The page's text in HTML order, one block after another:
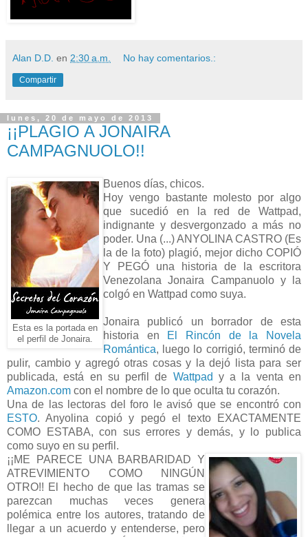
Alan D.D. en 2:30 a.m. No hay comentarios.:
Compartir
lunes, 20 de mayo de 2013
¡¡PLAGIO A JONAIRA
CAMPAGNUOLO!!
Esta es la portada en
el perfil de Jonaira.
Buenos días, chicos.
Hoy vengo bastante molesto por algo
que sucedió en la red de Wattpad,
indignante y desvergonzado a más no
poder. Una (...) ANYOLINA CASTRO (Es
la de la foto) plagió, mejor dicho COPIÓ
Y PEGÓ una historia de la escritora
Venezolana Jonaira Campanuolo y la
colgó en Wattpad como suya.
Jonaira publicó un borrador de esta
historia en El Rincón de la Novela
Romántica, luego lo corrigió, terminó de
pulir, cambio y agregó otras cosas y la dejó lista para ser
publicada, está en su perfil de Wattpad y a la venta en
Amazon.com con el nombre de lo que oculta tu corazón.
Una de las lectoras del foro le avisó que se encontró con
ESTO. Anyolina copió y pegó el texto EXACTAMENTE
COMO ESTABA, con sus errores y demás, y lo publica
como suyo en su perfil.
¡¡ME PARECE UNA BARBARIDAD Y
ATREVIMIENTO COMO NINGÚN
OTRO!! El hecho de que las tramas se
parezcan muchas veces genera
polémica entre los autores, tratando de
llegar a un acuerdo y entenderse, pero